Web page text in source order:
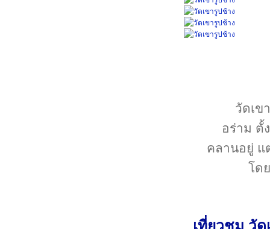
วัดเข
อร่าม ตั้
คลานอยู่ แ
โด